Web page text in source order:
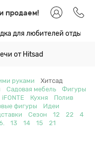
продаем!
для любителей отдыха
от Hitsad
руками
Хитсад
Садовая мебель
Фигуры
iFONTE Кухня
Полив
фигуры
Идеи
Сезон 12 22
4
13 14 15 21